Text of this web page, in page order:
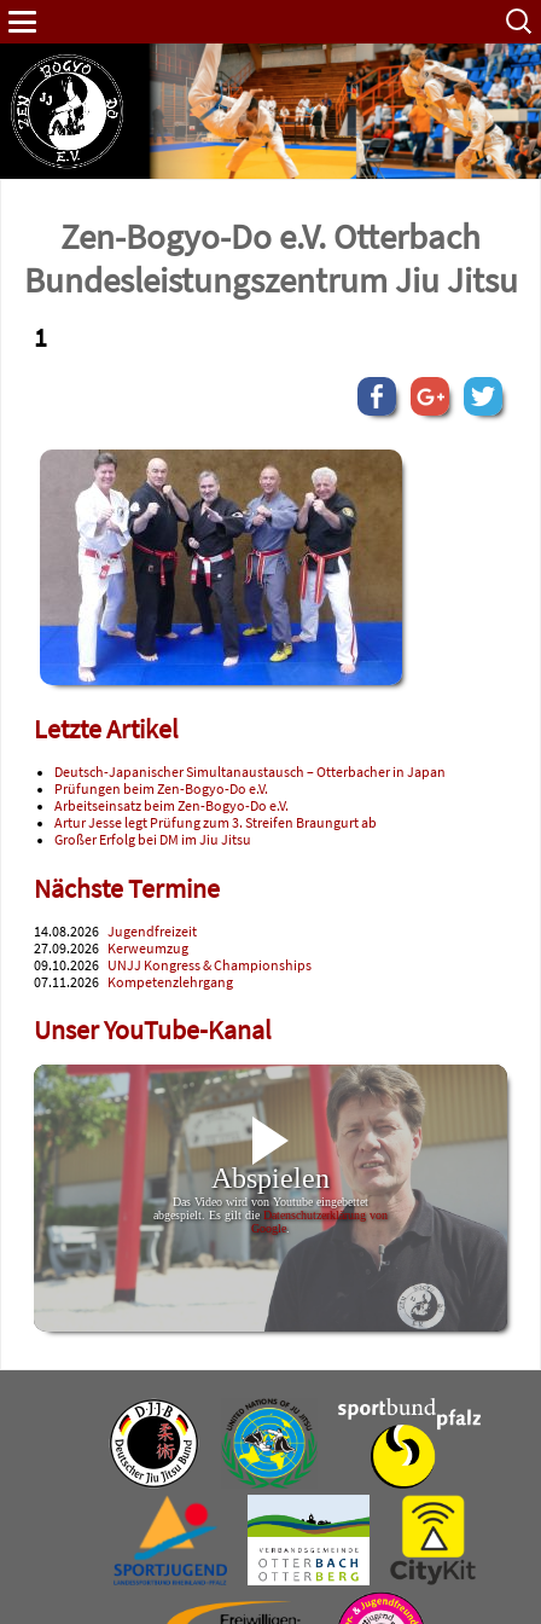
Suche
nach:
Zen-Bogyo-Do e.V. Otterbach
Bundes­leistungs­zentrum Jiu Jitsu
1
Letzte Artikel
Deutsch-Japanischer Simultanaustausch – Otterbacher in Japan
Prüfungen beim Zen-Bogyo-Do e.V.
Arbeitseinsatz beim Zen-Bogyo-Do e.V.
Artur Jesse legt Prüfung zum 3. Streifen Braungurt ab
Großer Erfolg bei DM im Jiu Jitsu
Nächste Termine
14.08.2026 Jugendfreizeit
27.09.2026 Kerweumzug
09.10.2026 UNJJ Kongress & Championships
07.11.2026 Kompetenzlehrgang
Unser YouTube-Kanal